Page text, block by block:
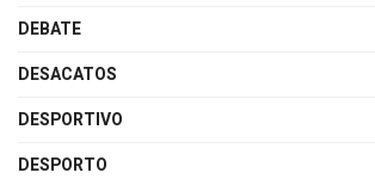
DEBATE
DESACATOS
DESPORTIVO
DESPORTO